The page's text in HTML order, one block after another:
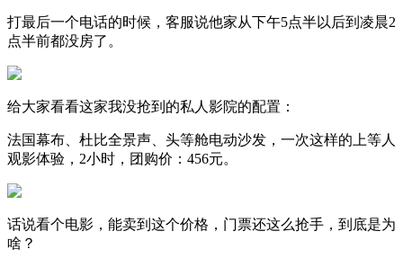
打最后一个电话的时候，客服说他家从下午5点半以后到凌晨2
点半前都没房了。
给大家看看这家我没抢到的私人影院的配置：
法国幕布、杜比全景声、头等舱电动沙发，一次这样的上等人
观影体验，2小时，团购价：456元。
话说看个电影，能卖到这个价格，门票还这么抢手，到底是为
啥？